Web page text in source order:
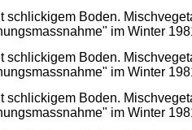
Boden.
im Winter
Boden.
im Winter
Boden.
im Winter